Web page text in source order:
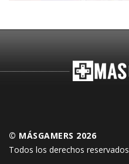
© MÁSGAMERS 2026
Todos los derechos reservados